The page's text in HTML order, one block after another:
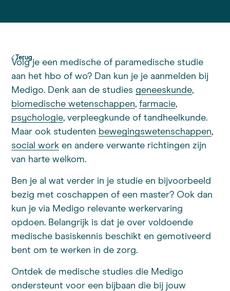
Terug
Volg je een medische of paramedische studie
aan het hbo of wo? Dan kun je je aanmelden bij
Medigo. Denk aan de studiesgeneeskunde,
biomedische wetenschappen,farmacie,
psychologie, verpleegkunde of tandheelkunde.
Maar ook studenten bewegingswetenschappen,
social work en andere verwante richtingen zijn
van harte welkom.
Ben je al wat verder in je studie en bijvoorbeeld
bezig met coschappen of een master? Ook dan
kun je via Medigo relevante werkervaring
opdoen. Belangrijk is dat je over voldoende
medische basiskennis beschikt en gemotiveerd
bent om te werken in de zorg.
Ontdek de medische studies die Medigo
ondersteunt voor een bijbaan die bij jouw